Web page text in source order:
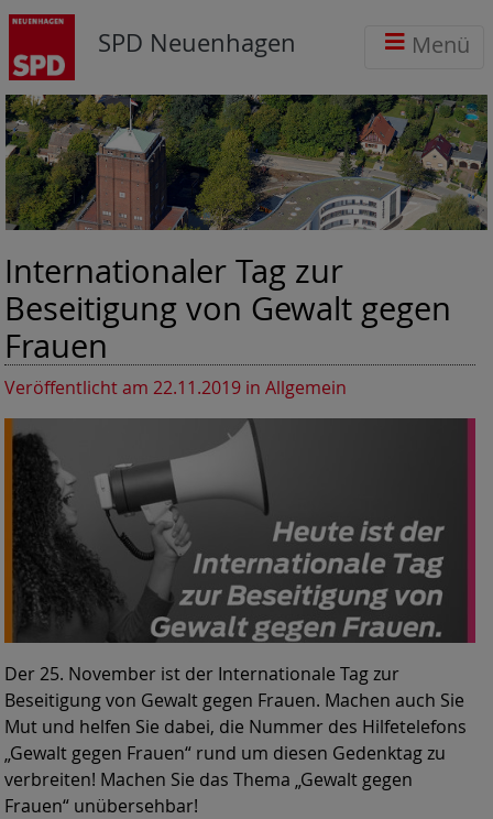
SPD Neuenhagen Menü
Internationaler Tag zur
Beseitigung von Gewalt gegen
Frauen
Veröffentlicht am 22.11.2019 in Allgemein
Der 25. November ist der Internationale Tag zur
Beseitigung von Gewalt gegen Frauen. Machen auch Sie
Mut und helfen Sie dabei, die Nummer des Hilfetelefons
„Gewalt gegen Frauen“ rund um diesen Gedenktag zu
verbreiten! Machen Sie das Thema „Gewalt gegen
Frauen“ unübersehbar!